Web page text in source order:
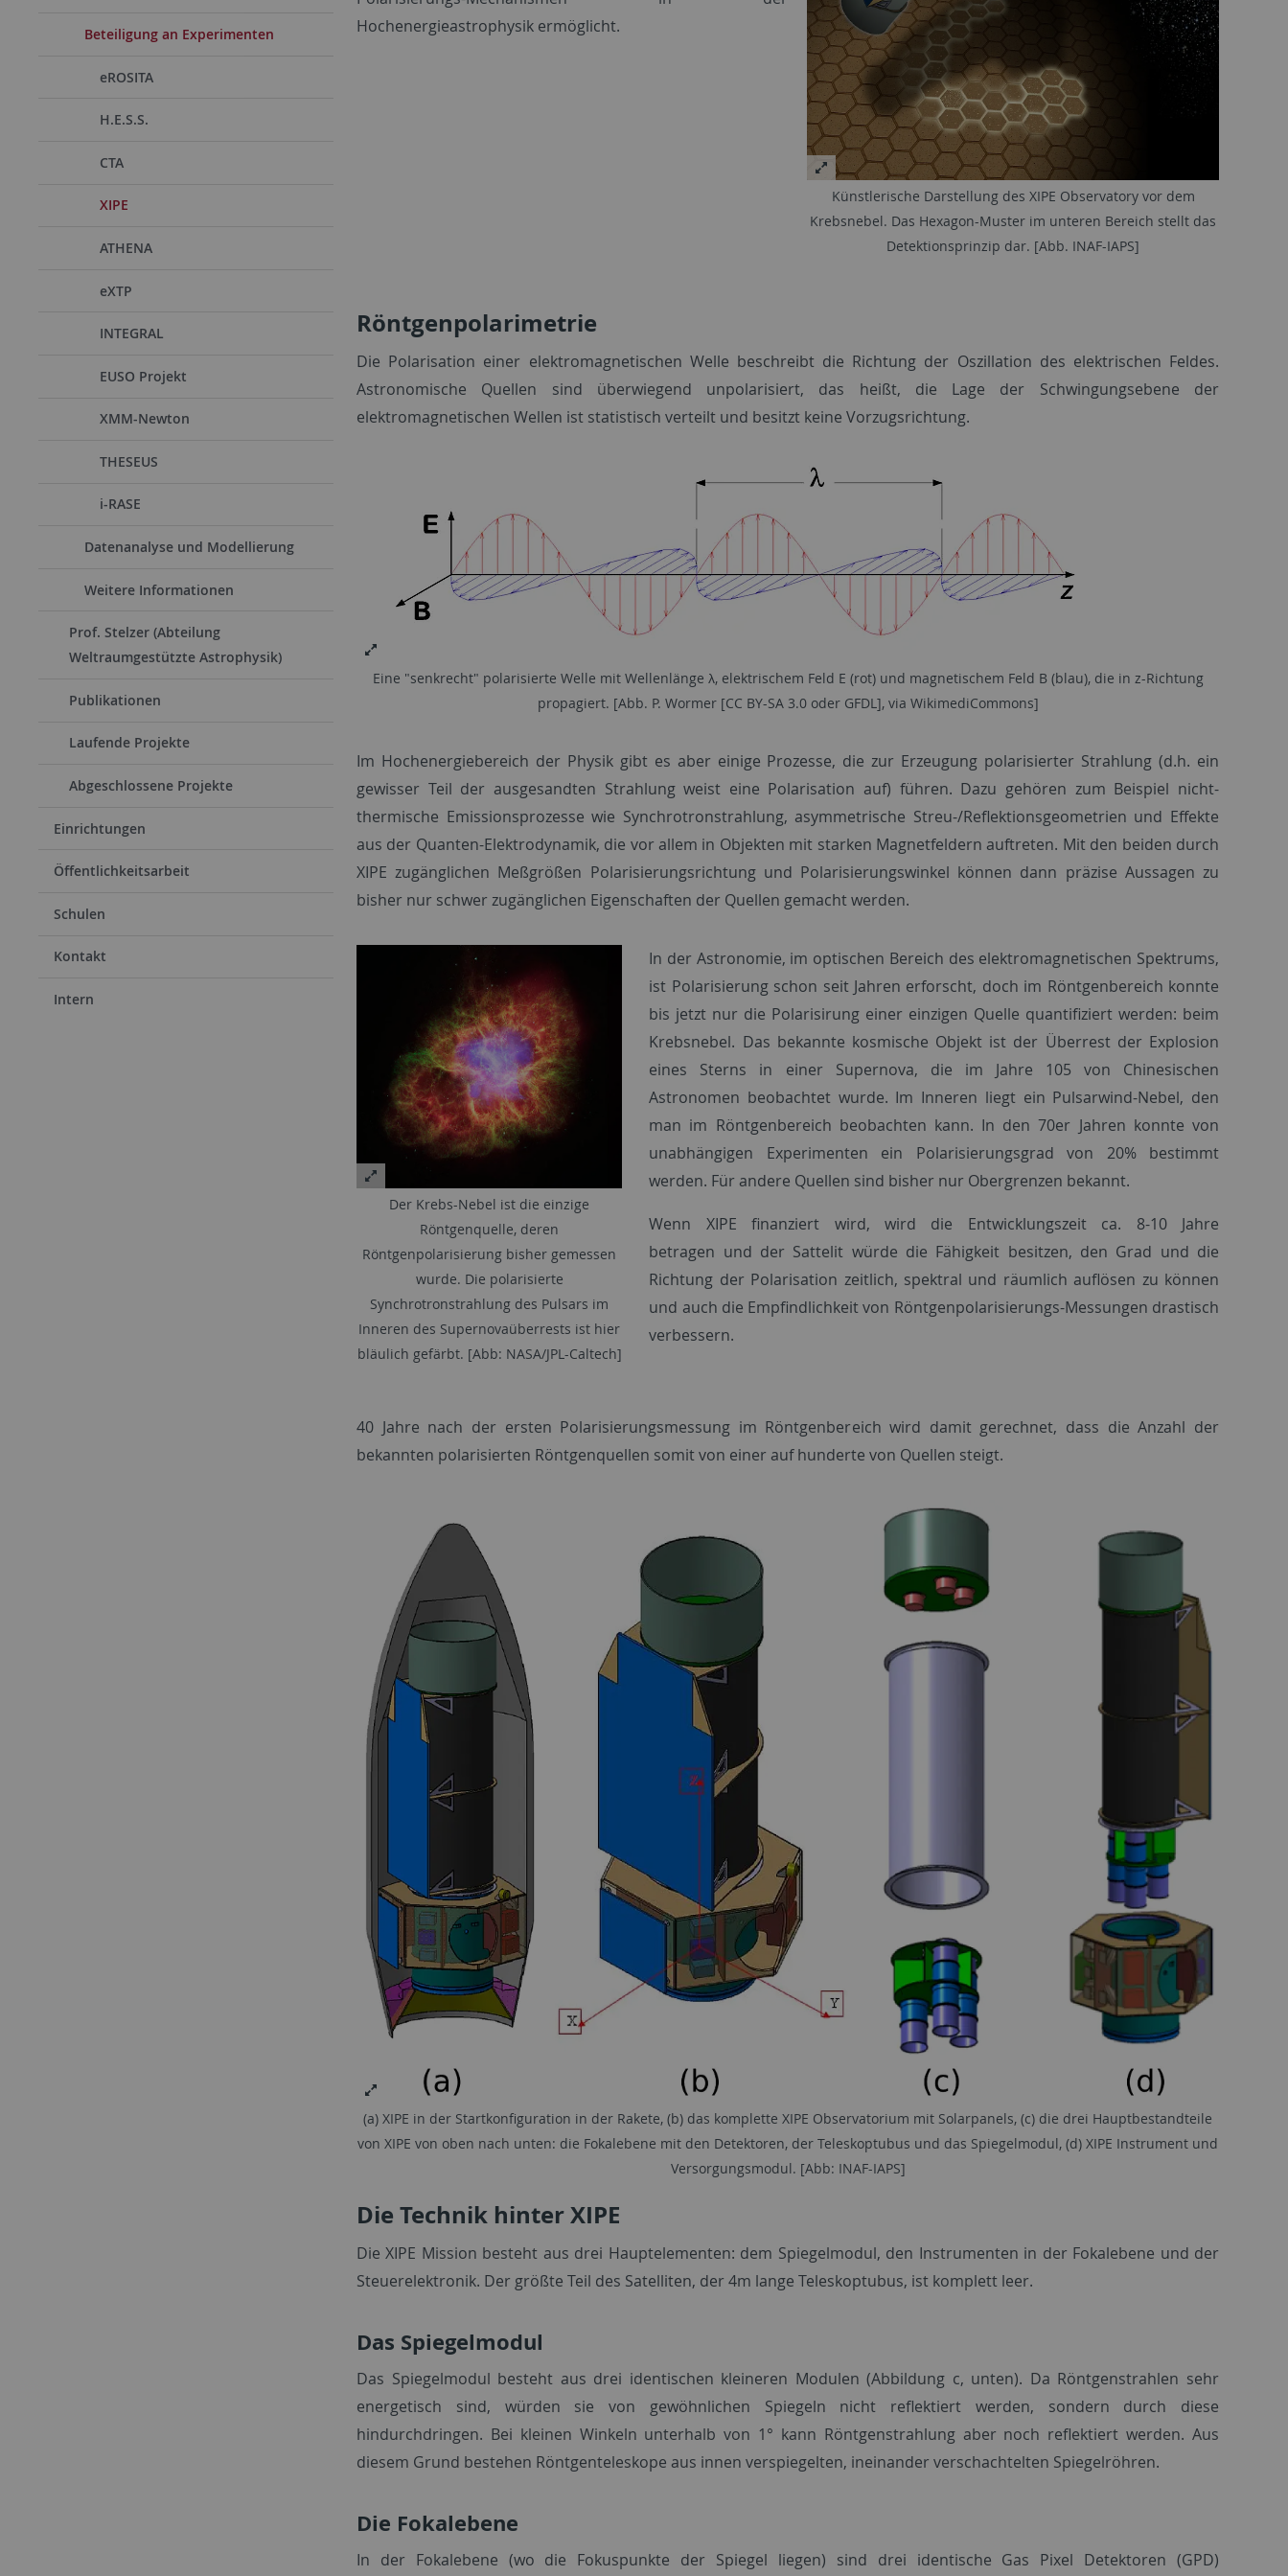
Beteiligung an Experimenten
eROSITA
H.E.S.S.
CTA
XIPE
ATHENA
eXTP
INTEGRAL
EUSO Projekt
XMM-Newton
THESEUS
i-RASE
Datenanalyse und Modellierung
Weitere Informationen
Prof. Stelzer (Abteilung
Weltraumgestützte Astrophysik)
Publikationen
Laufende Projekte
Abgeschlossene Projekte
Einrichtungen
Öffentlichkeitsarbeit
Schulen
Kontakt
Intern
Künstlerische Darstellung des XIPE Observatory vor dem
Krebsnebel. Das Hexagon-Muster im unteren Bereich stellt das
Detektionsprinzip dar. [Abb. INAF-IAPS]
Hochenergieastrophysik ermöglicht.
Röntgenpolarimetrie
Die Polarisation einer elektromagnetischen Welle beschreibt die Richtung der Oszillation des elektrischen Feldes.
Astronomische Quellen sind überwiegend unpolarisiert, das heißt, die Lage der Schwingungsebene der
elektromagnetischen Wellen ist statistisch verteilt und besitzt keine Vorzugsrichtung.
Eine "senkrecht" polarisierte Welle mit Wellenlänge λ, elektrischem Feld E (rot) und magnetischem Feld B (blau), die in z-Richtung
propagiert. [Abb. P. Wormer [CC BY-SA 3.0 oder GFDL], via WikimediCommons]
Im Hochenergiebereich der Physik gibt es aber einige Prozesse, die zur Erzeugung polarisierter Strahlung (d.h. ein
gewisser Teil der ausgesandten Strahlung weist eine Polarisation auf) führen. Dazu gehören zum Beispiel nicht-
thermische Emissionsprozesse wie Synchrotronstrahlung, asymmetrische Streu-/Reflektionsgeometrien und Effekte
aus der Quanten-Elektrodynamik, die vor allem in Objekten mit starken Magnetfeldern auftreten. Mit den beiden durch
XIPE zugänglichen Meßgrößen Polarisierungsrichtung und Polarisierungswinkel können dann präzise Aussagen zu
bisher nur schwer zugänglichen Eigenschaften der Quellen gemacht werden.
Der Krebs-Nebel ist die einzige
Röntgenquelle, deren
Röntgenpolarisierung bisher gemessen
wurde. Die polarisierte
Synchrotronstrahlung des Pulsars im
Inneren des Supernovaüberrests ist hier
bläulich gefärbt. [Abb: NASA/JPL-Caltech]
In der Astronomie, im optischen Bereich des elektromagnetischen Spektrums,
ist Polarisierung schon seit Jahren erforscht, doch im Röntgenbereich konnte
bis jetzt nur die Polarisirung einer einzigen Quelle quantifiziert werden: beim
Krebsnebel. Das bekannte kosmische Objekt ist der Überrest der Explosion
eines Sterns in einer Supernova, die im Jahre 105 von Chinesischen
Astronomen beobachtet wurde. Im Inneren liegt ein Pulsarwind-Nebel, den
man im Röntgenbereich beobachten kann. In den 70er Jahren konnte von
unabhängigen Experimenten ein Polarisierungsgrad von 20% bestimmt
werden. Für andere Quellen sind bisher nur Obergrenzen bekannt.
Wenn XIPE finanziert wird, wird die Entwicklungszeit ca. 8-10 Jahre
betragen und der Sattelit würde die Fähigkeit besitzen, den Grad und die
Richtung der Polarisation zeitlich, spektral und räumlich auflösen zu können
und auch die Empfindlichkeit von Röntgenpolarisierungs-Messungen drastisch
verbessern.
40 Jahre nach der ersten Polarisierungsmessung im Röntgenbereich wird damit gerechnet, dass die Anzahl der
bekannten polarisierten Röntgenquellen somit von einer auf hunderte von Quellen steigt.
(a) XIPE in der Startkonfiguration in der Rakete, (b) das komplette XIPE Observatorium mit Solarpanels, (c) die drei Hauptbestandteile
von XIPE von oben nach unten: die Fokalebene mit den Detektoren, der Teleskoptubus und das Spiegelmodul, (d) XIPE Instrument und
Versorgungsmodul. [Abb: INAF-IAPS]
Die Technik hinter XIPE
Die XIPE Mission besteht aus drei Hauptelementen: dem Spiegelmodul, den Instrumenten in der Fokalebene und der
Steuerelektronik. Der größte Teil des Satelliten, der 4m lange Teleskoptubus, ist komplett leer.
Das Spiegelmodul
Das Spiegelmodul besteht aus drei identischen kleineren Modulen (Abbildung c, unten). Da Röntgenstrahlen sehr
energetisch sind, würden sie von gewöhnlichen Spiegeln nicht reflektiert werden, sondern durch diese
hindurchdringen. Bei kleinen Winkeln unterhalb von 1° kann Röntgenstrahlung aber noch reflektiert werden. Aus
diesem Grund bestehen Röntgenteleskope aus innen verspiegelten, ineinander verschachtelten Spiegelröhren.
Die Fokalebene
In der Fokalebene (wo die Fokuspunkte der Spiegel liegen) sind drei identische Gas Pixel Detektoren (GPD)